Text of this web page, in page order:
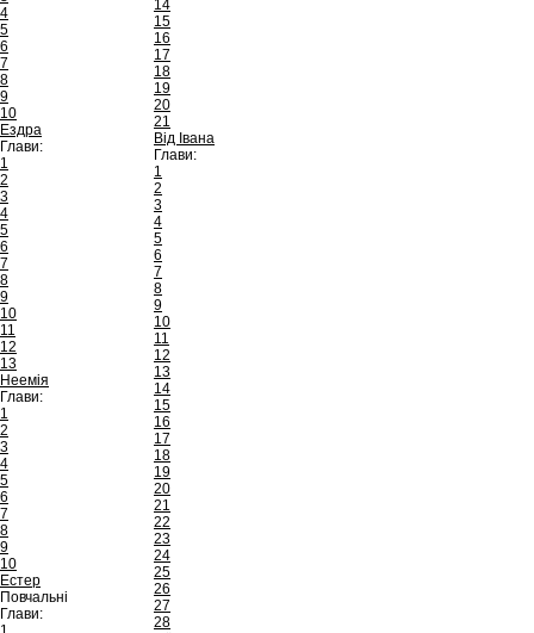
4
5
6
7
8
9
10
Ездра
Глави:
1
2
3
4
5
6
7
8
9
10
11
12
13
Неемія
Глави:
1
2
3
4
5
6
7
8
9
10
Естер
Повчальні
Глави:
14
15
16
17
18
19
20
21
Від Івана
Глави:
1
2
3
4
5
6
7
8
9
10
11
12
13
14
15
16
17
18
19
20
21
22
23
24
25
26
27
28